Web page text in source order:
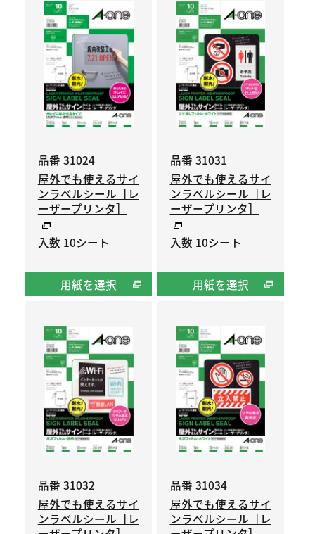
品番 31024
屋外でも使えるサイ
ンラベルシール［レ
ーザープリンタ］
入数 10シート
用紙を選択
品番 31031
屋外でも使えるサイ
ンラベルシール［レ
ーザープリンタ］
入数 10シート
用紙を選択
品番 31032
屋外でも使えるサイ
ンラベルシール［レ
品番 31034
屋外でも使えるサイ
ンラベルシール［レ